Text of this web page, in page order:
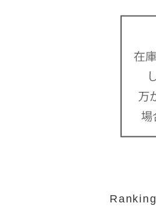
Ranking